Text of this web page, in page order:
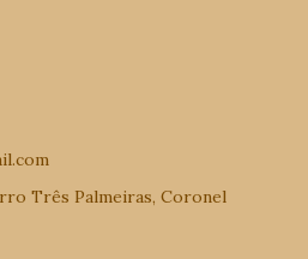
Três Palmeiras, Coronel